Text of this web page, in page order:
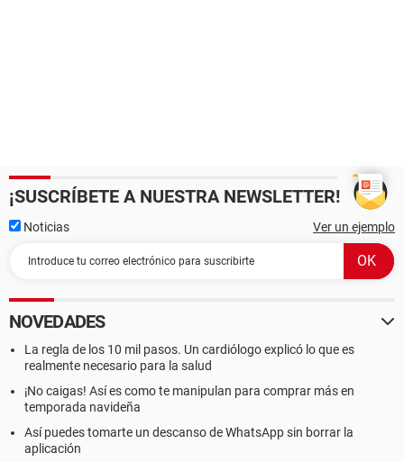
¡SUSCRÍBETE A NUESTRA NEWSLETTER!
Noticias Ver un ejemplo
NOVEDADES
La regla de los 10 mil pasos. Un cardiólogo explicó lo que es
realmente necesario para la salud
¡No caigas! Así es como te manipulan para comprar más en
temporada navideña
Así puedes tomarte un descanso de WhatsApp sin borrar la
aplicación